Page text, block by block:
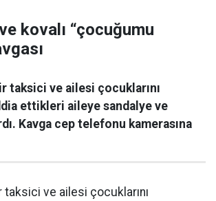
kovalı “çocuğumu
taksici ve ailesi çocuklarını
ettikleri aileye sandalye ve
Kavga cep telefonu kamerasına
taksici ve ailesi çocuklarını